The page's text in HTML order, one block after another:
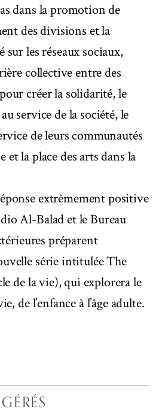
dans la promotion de
des divisions et la
les réseaux sociaux,
collective entre des
créer la solidarité, le
service de la société, le
de leurs communautés
et la place des arts dans la
extrêmement positive
Al-Balad et le Bureau
préparent
série intitulée The
de la vie), qui explorera le
de l’enfance à l’âge adulte.